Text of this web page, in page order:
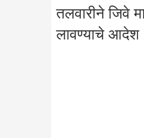
तलवारीने जिवे
लावण्याचे आदेश